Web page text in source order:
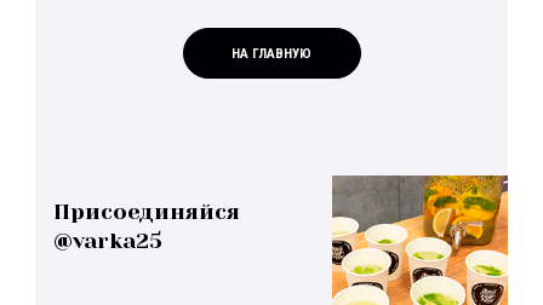
НА ГЛАВНУЮ
Присоединяйся
@varka25